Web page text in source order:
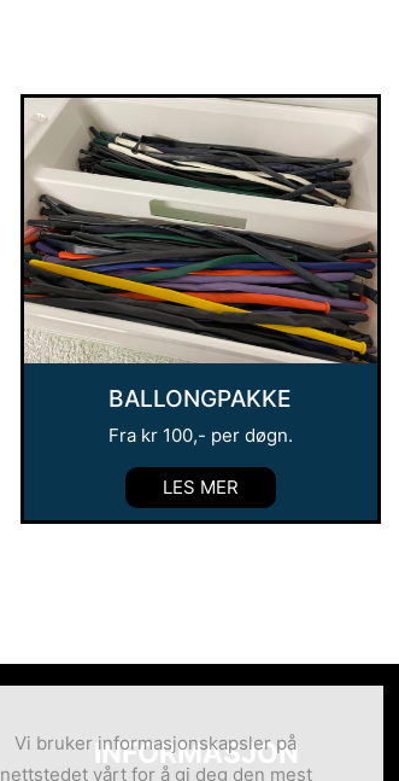
BALLONGPAKKE
Fra kr100,- per døgn.
LES MER
INFORMASJON
Vi bruker informasjonskapsler på
nettstedet vårt for å gi deg den mest